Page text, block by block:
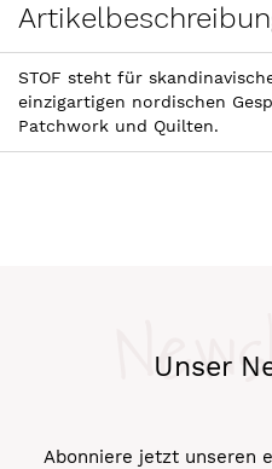
STOF steht für
einzigartigen nordischen
Patchwork und Quilten.
Unser
Abonniere jetzt unseren